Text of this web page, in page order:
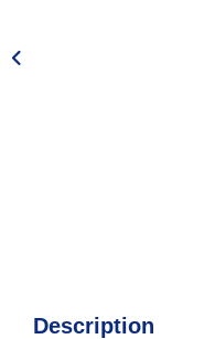
Description